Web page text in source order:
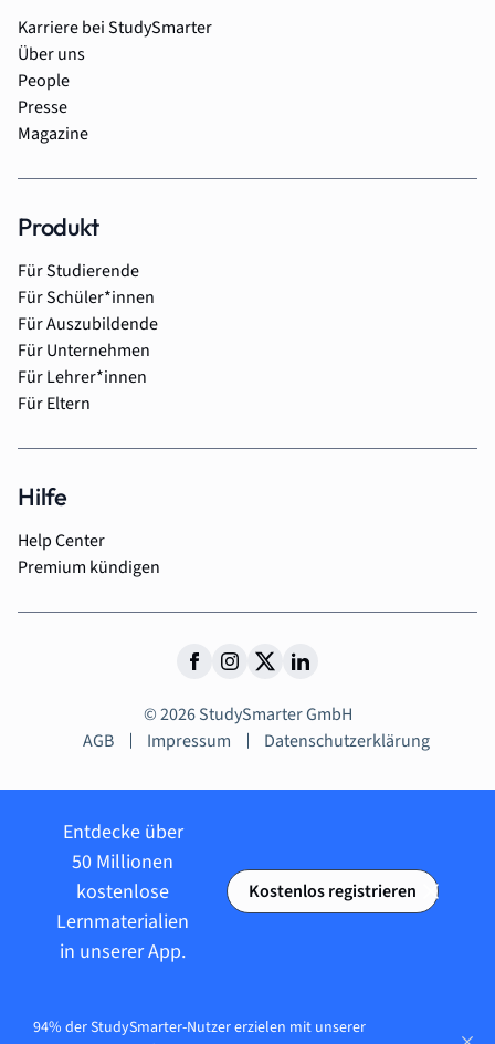
Karriere bei StudySmarter
Über uns
People
Presse
Magazine
Produkt
Für Studierende
Für Schüler*innen
Für Auszubildende
Für Unternehmen
Für Lehrer*innen
Für Eltern
Hilfe
Help Center
Premium kündigen
© 2026 StudySmarter GmbH
AGB
Impressum Datenschutzerklärung
Entdecke über
50 Millionen
kostenlose
Lernmaterialien
in unserer App.
Kostenlos registrieren
94% der StudySmarter-Nutzer erzielen mit unserer